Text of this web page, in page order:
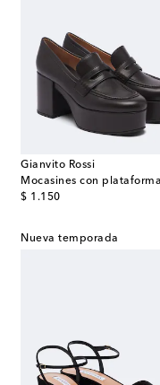
Gianvito Rossi
$ 1.150
original price
Nueva temporada